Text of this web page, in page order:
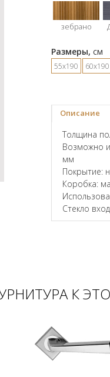
зебрано
Размеры, см
55х190 60х190
Описание
Толщина
Возможно
мм
Покрытие:
Коробка:
Стекло
К